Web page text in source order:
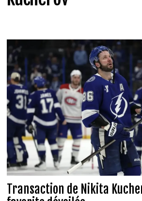
Transaction de Nikita